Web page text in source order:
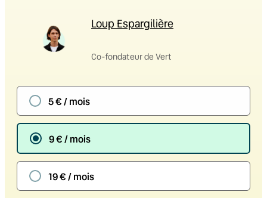
Loup Espargilière
Co-fondateur de Vert
5 € / mois
9 € / mois
19 € / mois